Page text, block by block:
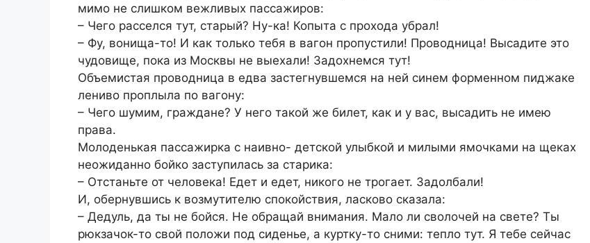
мимо не слишком вежливых пассажиров:
– Чего расселся тут, старый? Ну-ка! Копыта с прохода убрал!
– Фу, вонища-то! И как только тебя в вагон пропустили! Проводница! Высадите это
чудовище, пока из Москвы не выехали! Задохнемся тут!
Объемистая проводница в едва застегнувшемся на ней синем форменном пиджаке
лениво проплыла по вагону:
– Чего шумим, граждане? У него такой же билет, как и у вас, высадить не имею
права.
Молоденькая пассажирка с наивно- детской улыбкой и милыми ямочками на щеках
неожиданно бойко заступилась за старика:
– Отстаньте от человека! Едет и едет, никого не трогает. Задолбали!
И, обернувшись к возмутителю спокойствия, ласково сказала:
– Дедуль, да ты не бойся. Не обращай внимания. Мало ли сволочей на свете? Ты
рюкзачок-то свой положи под сиденье, а куртку-то сними: тепло тут. Я тебе сейчас